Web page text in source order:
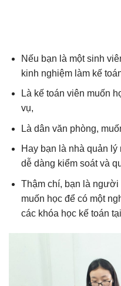
Nếu bạn là một sinh
kinh nghiệm làm kế
Là kế toán viên muốn
vụ,
Là dân văn phòng,
Hay bạn là nhà quản lý
dễ dàng kiểm soát và
Thậm chí, bạn là
muốn học để có một
các khóa học kế toán